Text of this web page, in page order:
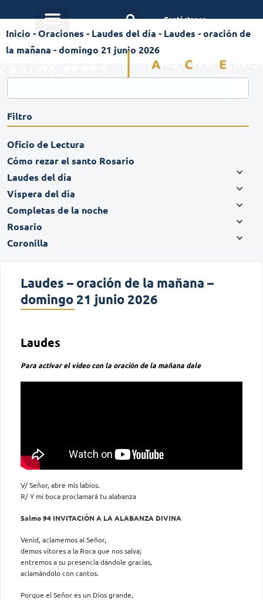
Contáctanos
Inicio -Oraciones - Laudes del día - Laudes - oración de
la mañana - domingo 21 junio 2026
Filtro
Oficio de Lectura
Cómo rezar el santo Rosario
Laudes del día
Víspera del día
Completas de la noche
Rosario
Coronilla
Laudes – oración de la mañana –
domingo 21 junio 2026
Laudes
Para activar el video con la oración de la mañana dale
V/ Señor, abre mis labios.
R/ Y mi boca proclamará tu alabanza
Salmo 94 INVITACIÓN A LA ALABANZA DIVINA
Venid, aclamemos al Señor,
demos vítores a la Roca que nos salva;
entremos a su presencia dándole gracias,
aclamándolo con cantos.
Porque el Señor es un Dios grande,